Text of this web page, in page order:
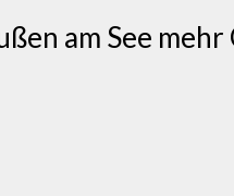
am See